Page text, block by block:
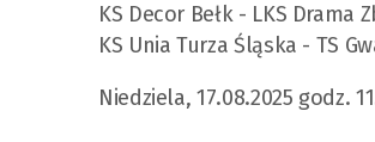
KS Decor Bełk - LKS Drama
KS Unia Turza Śląska - TS
Niedziela, 17.08.2025 godz.